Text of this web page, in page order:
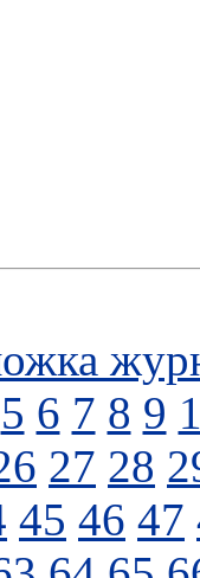
5 6 7 8 9
27 28
45 46 47